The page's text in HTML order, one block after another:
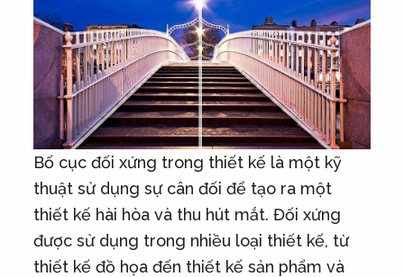
Bố cục đối xứng trong thiết kế là một kỹ
thuật sử dụng sự cân đối để tạo ra một
thiết kế hài hòa và thu hút mắt. Đối xứng
được sử dụng trong nhiều loại thiết kế, từ
thiết kế đồ họa đến thiết kế sản phẩm và